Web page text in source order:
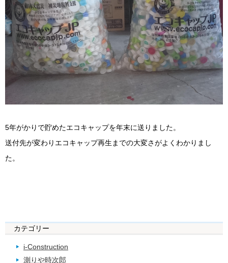
5年がかりで貯めたエコキャップを年末に送りました。
送付先が変わりエコキャップ再生までの大変さがよくわかりまし
た。
カテゴリー
i-Construction
測りや時次郎